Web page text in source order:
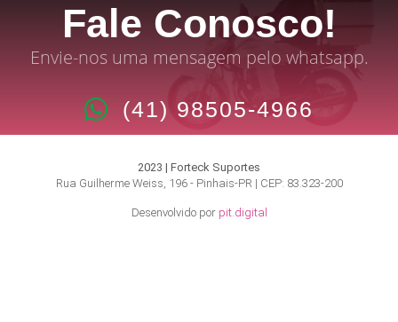
Fale Conosco!
Envie-nos uma mensagem pelo whatsapp.
(41) 98505-4966
2023 | Forteck Suportes
Rua Guilherme Weiss, 196 - Pinhais-PR | CEP: 83.323-200
Desenvolvido por pit.digital